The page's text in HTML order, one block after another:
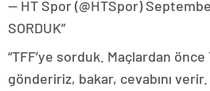
— HT Spor (@HTSpor)
SORDUK”
“TFF’ye sorduk. Maçlardan önce
göndeririz, bakar, cevabını verir.